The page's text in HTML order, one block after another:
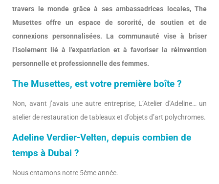
travers le monde grâce à ses ambassadrices locales, The
Musettes offre un espace de sororité, de soutien et de
connexions personnalisées. La communauté vise à briser
l’isolement lié à l’expatriation et à favoriser la réinvention
personnelle et professionnelle des femmes.
The Musettes, est votre première boîte ?
Non, avant j’avais une autre entreprise, L’Atelier d’Adeline… un
atelier de restauration de tableaux et d’objets d’art polychromes.
Adeline Verdier-Velten, depuis combien de
temps à Dubai ?
Nous entamons notre 5ème année.